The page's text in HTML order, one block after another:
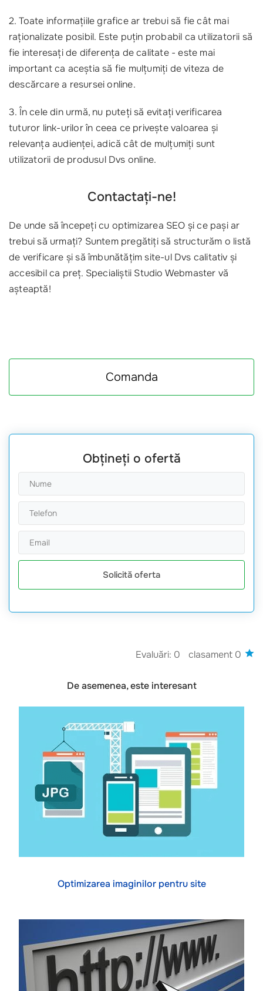
2. Toate informațiile grafice ar trebui să fie cât mai
raționalizate posibil. Este puțin probabil ca utilizatorii să
fie interesați de diferența de calitate - este mai
important ca aceștia să fie mulțumiți de viteza de
descărcare a resursei online.
3. În cele din urmă, nu puteți să evitați verificarea
tuturor link-urilor în ceea ce privește valoarea și
relevanța audienței, adică cât de mulțumiți sunt
utilizatorii de produsul Dvs online.
Contactați-ne!
De unde să începeți cu optimizarea SEO și ce pași ar
trebui să urmați? Suntem pregătiți să structurăm o listă
de verificare și să îmbunătățim site-ul Dvs calitativ și
accesibil ca preț. Specialiștii Studio Webmaster vă
așteaptă!
Comanda
Obțineți o ofertă
Solicită oferta
Evaluări: 0 clasament 0
De asemenea, este interesant
Optimizarea imaginilor pentru site